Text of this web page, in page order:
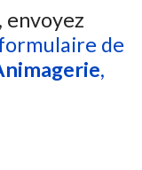
envoyez
de
,